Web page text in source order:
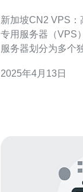
新加坡CN2 VPS：
专用服务器（VPS
服务器划分为多个
择VPS时，性能是
2025年4月13日